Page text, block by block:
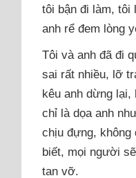
tôi bận đi làm, tôi
anh rể đem lòng
Tôi và anh đã đi
sai rất nhiều, lỡ
kêu anh dừng lại,
chỉ là dọa anh
chịu đựng, không
biết, mọi người
tan vỡ.